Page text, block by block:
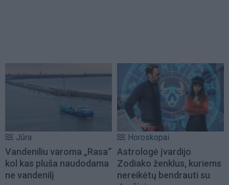
Jūra
Vandeniliu varoma „Rasa“
kol kas pluša naudodama
ne vandenilį
Horoskopai
Astrologė įvardijo
Zodiako ženklus, kuriems
nereikėtų bendrauti su